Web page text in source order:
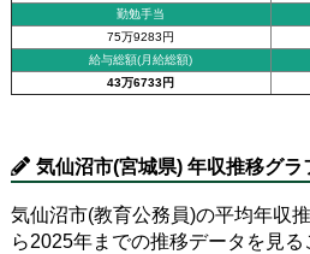
勤勉手当
75万9283円
給与総額(月給総額)
43万6733円
気仙沼市(宮城県) 年収推移グラ
気仙沼市(教育公務員)の平均年収
ら2025年までの推移データを見る